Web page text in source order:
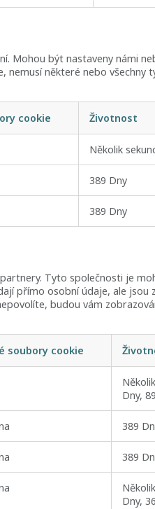
Mohou být nastaveny námi
nemusí některé nebo všechny
cookie Životnost
Několik
389 Dny
389 Dny
Tyto společnosti je
přímo osobní údaje, ale jsou
budou vám
soubory cookie
Dny,
389
389
Dny,